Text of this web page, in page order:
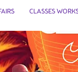
CLASSES